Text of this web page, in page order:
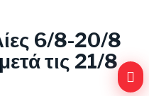
6/8-20/8
τις 21/8